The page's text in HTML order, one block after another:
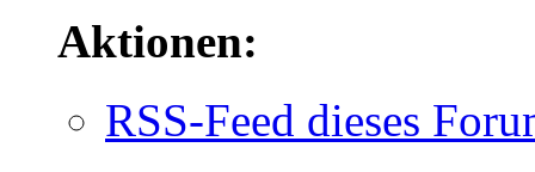
Aktionen:
RSS-Feed dieses